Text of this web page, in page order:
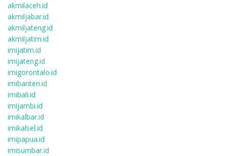
akmilaceh.id
akmiljabar.id
akmiljateng.id
akmiljatim.id
imijatim.id
imijateng.id
imigorontalo.id
imibanten.id
imibali.id
imijambi.id
imikalbar.id
imikalsel.id
imipapua.id
imisumbar.id